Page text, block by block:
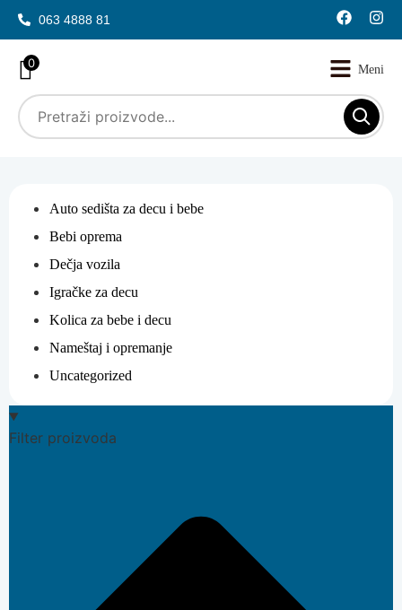
063 4888 81
0
Auto sedišta za decu i bebe
Bebi oprema
Dečja vozila
Igračke za decu
Kolica za bebe i decu
Nameštaj i opremanje
Uncategorized
Filter proizvoda